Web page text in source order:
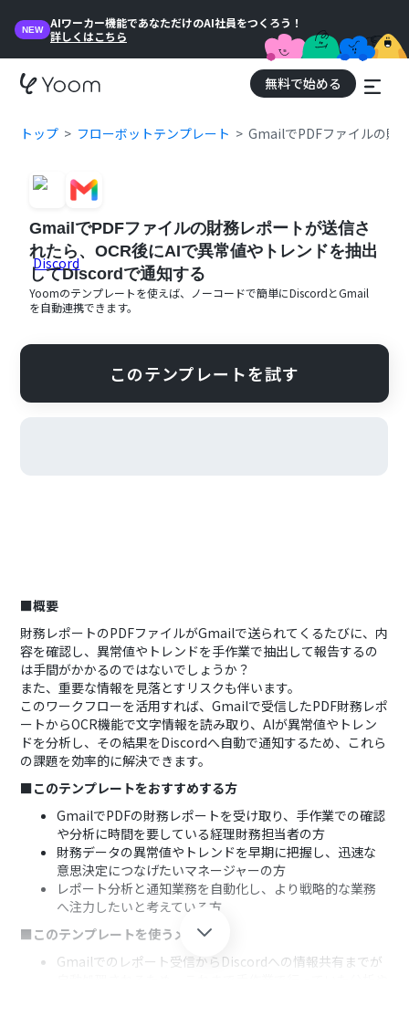
NEW
AIワーカー機能であなただけのAI社員をつくろう！
詳しくはこちら
無料で始める
トップ フローボットテンプレート GmailでPDFファイルの財
GmailでPDFファイルの財務レポートが送信さ
れたら、OCR後にAIで異常値やトレンドを抽出
してDiscordで通知する
Yoomのテンプレートを使えば、ノーコードで簡単にDiscordとGmail
を自動連携できます。
このテンプレートを試す
■概要
財務レポートのPDFファイルがGmailで送られてくるたびに、内
容を確認し、異常値やトレンドを手作業で抽出して報告するの
は手間がかかるのではないでしょうか？
また、重要な情報を見落とすリスクも伴います。
このワークフローを活用すれば、Gmailで受信したPDF財務レポ
ートからOCR機能で文字情報を読み取り、AIが異常値やトレン
ドを分析し、その結果をDiscordへ自動で通知するため、これら
の課題を効率的に解決できます。
■このテンプレートをおすすめする方
GmailでPDFの財務レポートを受け取り、手作業での確認
や分析に時間を要している経理財務担当者の方
財務データの異常値やトレンドを早期に把握し、迅速な
意思決定につなげたいマネージャーの方
レポート分析と通知業務を自動化し、より戦略的な業務
へ注力したいと考えている方
■このテンプレートを使うメリット
Gmailでのレポート受信からDiscordへの情報共有までが